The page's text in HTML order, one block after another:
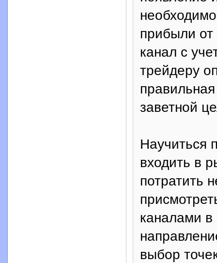
прибыли
канал с
трейдеру
заветной
Научиться
входить в
потратить
каналами в
выбор